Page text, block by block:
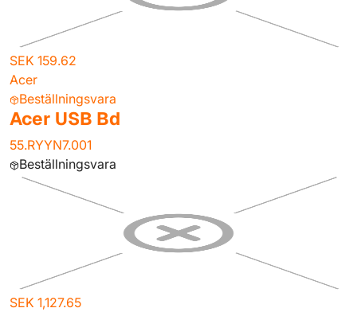
SEK 159.62
Acer
Beställningsvara
Acer USB Bd
55.RYYN7.001
Beställningsvara
SEK 1,127.65